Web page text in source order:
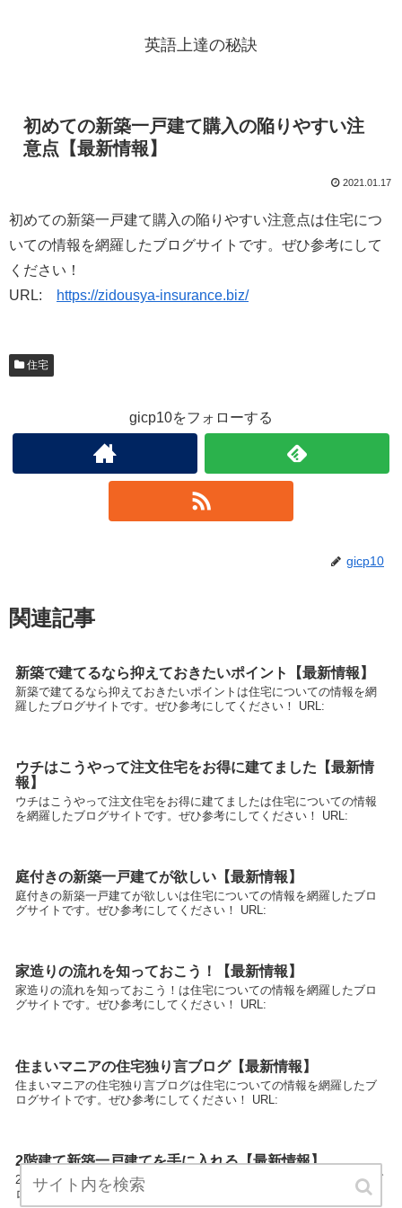
英語上達の秘訣
初めての新築一戸建て購入の陥りやすい注
意点【最新情報】
2021.01.17
初めての新築一戸建て購入の陥りやすい注意点は住宅につ
いての情報を網羅したブログサイトです。ぜひ参考にして
ください！
URL:
https://zidousya-insurance.biz/
住宅
gicp10をフォローする
gicp10
関連記事
新築で建てるなら抑えておきたいポイント【最新情報】
新築で建てるなら抑えておきたいポイントは住宅についての情報を網
羅したブログサイトです。ぜひ参考にしてください！ URL:
ウチはこうやって注文住宅をお得に建てました【最新情
報】
ウチはこうやって注文住宅をお得に建てましたは住宅についての情報
を網羅したブログサイトです。ぜひ参考にしてください！ URL:
庭付きの新築一戸建てが欲しい【最新情報】
庭付きの新築一戸建てが欲しいは住宅についての情報を網羅したブロ
グサイトです。ぜひ参考にしてください！ URL:
家造りの流れを知っておこう！【最新情報】
家造りの流れを知っておこう！は住宅についての情報を網羅したブロ
グサイトです。ぜひ参考にしてください！ URL:
住まいマニアの住宅独り言ブログ【最新情報】
住まいマニアの住宅独り言ブログは住宅についての情報を網羅したブ
ログサイトです。ぜひ参考にしてください！ URL:
2階建て新築一戸建てを手に入れる【最新情報】
2階建て新築一戸建てを手に入れるは住宅についての情報を網羅したブ
ログサイトです。ぜひ参考にしてください！ URL: